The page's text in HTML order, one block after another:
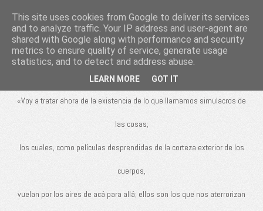
De rerum
natura
«Voy a tratar ahora de la existencia de lo que llamamos simulacros de
las cosas;
los cuales, como películas desprendidas de la corteza exterior de los
cuerpos,
vuelan por los aires de acá para allá; ellos son los que nos aterrorizan
This site uses cookies from Google to deliver its services
and to analyze traffic. Your IP address and user-agent are
shared with Google along with performance and security
metrics to ensure quality of service, generate usage
statistics, and to detect and address abuse.
LEARN MORE GOT IT